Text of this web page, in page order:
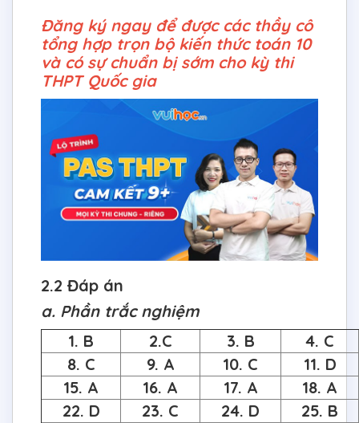
Đăng ký ngay để được các thầy cô
tổng hợp trọn bộ kiến thức toán 10
và có sự chuẩn bị sớm cho kỳ thi
THPT Quốc gia
2.2 Đáp án
a. Phần trắc nghiệm
1. B
2.C 3. B
4. C
8. C
9. A 10. C
11. D
15. A
16. A 17. A
18. A
22. D
23. C 24. D
25. B